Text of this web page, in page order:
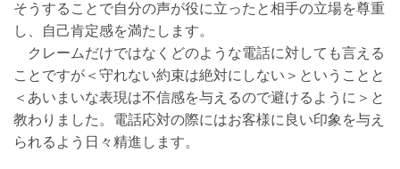
そうすることで自分の声が役に立ったと相手の立場を尊重
し、自己肯定感を満たします。
クレームだけではなくどのような電話に対しても言える
ことですが＜守れない約束は絶対にしない＞ということと
＜あいまいな表現は不信感を与えるので避けるように＞と
教わりました。電話応対の際にはお客様に良い印象を与え
られるよう日々精進します。